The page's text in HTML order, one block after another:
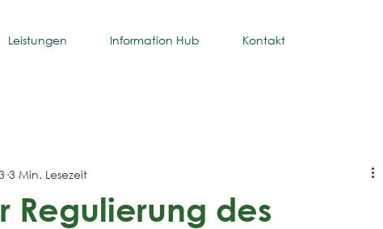
Leistungen Information Hub Kontakt
Regulierung des
3 Min. Lesezeit